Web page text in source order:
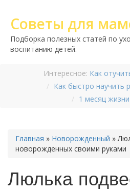
Советы для
Подборка полезных статей по
воспитанию детей.
Интересное: Как
Как быстро научить
1 месяц
Главная » Новорожденный »
новорожденных своими руками
Люлька